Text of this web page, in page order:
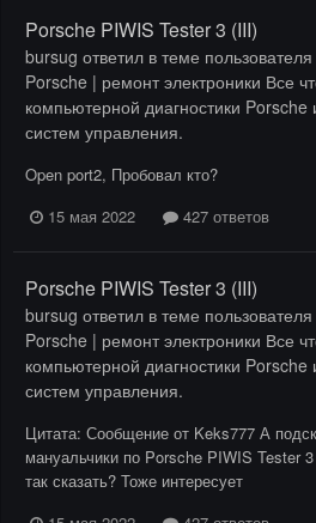
Porsche PIWIS Tester 3 (III)
bursug ответил в теме пользователя
Porsche | ремонт электроники Все
компьютерной диагностики
систем управления.
Open port2, Пробовал кто?
15 мая 2022
427 ответов
Porsche PIWIS Tester 3 (III)
bursug ответил в теме пользователя
Porsche | ремонт электроники Все
компьютерной диагностики
систем управления.
Цитата: Сообщение от Keks777 А
мануальчики по Porsche PIWIS Tester
так сказать? Тоже интересует